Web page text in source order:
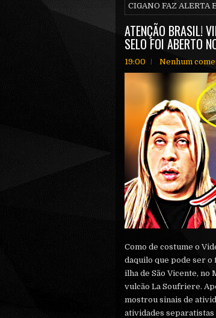
CIGANO FAZ ALERTA
ATENÇÃO BRASIL!
SELO FOI ABERTO
19:00 Nenhum
Como de costume o
daquilo que pode ser o
ilha de São Vicente, no
vulcão La Soufriere.
mostrou sinais de
atividades